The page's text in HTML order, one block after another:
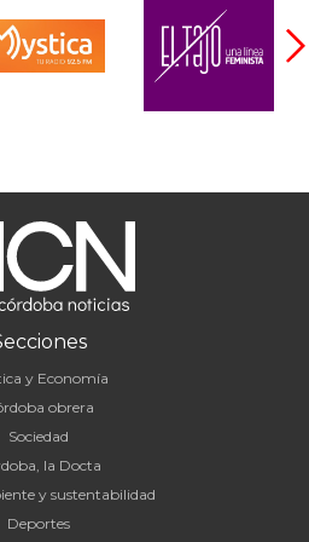
y Economía
obrera
Sociedad
la Docta
y sustentabilidad
Deportes